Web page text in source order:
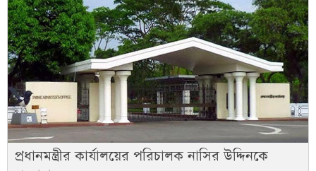
প্রধানমন্ত্রীর কার্যালয়ের পরিচালক নাসির উদ্দিনকে